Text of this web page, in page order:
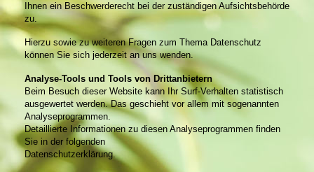
Ihnen ein Beschwerderecht bei der zuständigen Aufsichtsbehörde
zu.
Hierzu sowie zu weiteren Fragen zum Thema Datenschutz
können Sie sich jederzeit an uns wenden.
Analyse-Tools und Tools von Drittanbietern
Beim Besuch dieser Website kann Ihr Surf-Verhalten statistisch
ausgewertet werden. Das geschieht vor allem mit sogenannten
Analyseprogrammen.
Detaillierte Informationen zu diesen Analyseprogrammen finden
Sie in der folgenden
Datenschutzerklärung.